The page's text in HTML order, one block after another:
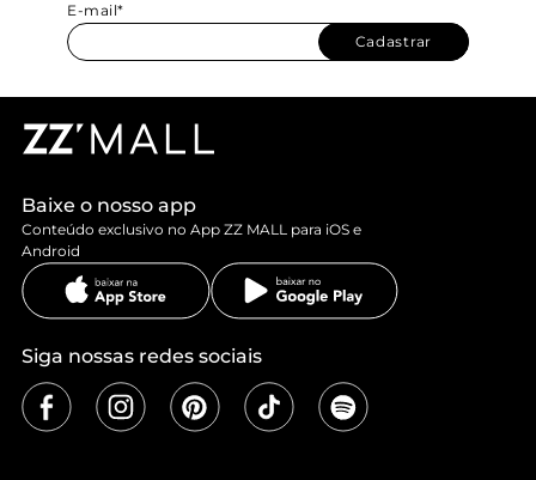
E-mail*
Cadastrar
Baixe o nosso app
Conteúdo exclusivo no App ZZ MALL para iOS e
Android
Siga nossas redes sociais